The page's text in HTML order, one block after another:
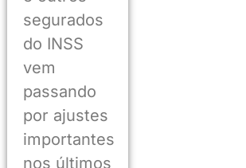
segurados
do INSS
vem
passando
por ajustes
importantes
nos últimos